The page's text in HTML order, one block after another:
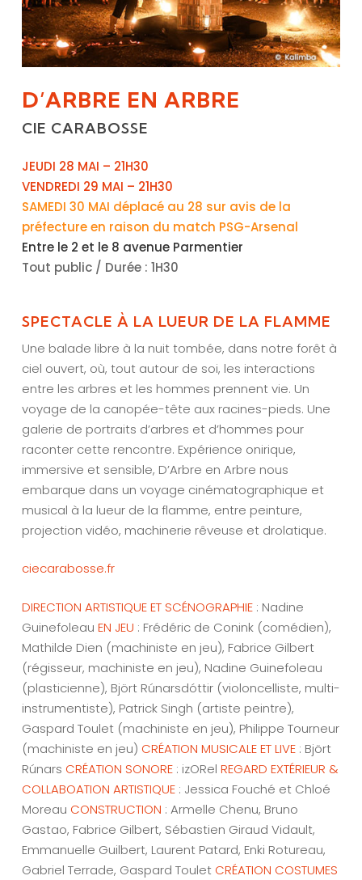
D’ARBRE EN ARBRE
CIE CARABOSSE
JEUDI 28 MAI – 21H30
VENDREDI 29 MAI – 21H30
SAMEDI 30 MAI déplacé au 28 sur avis de la
préfecture en raison du match PSG-Arsenal
Entre le 2 et le 8 avenue Parmentier
Tout public / Durée : 1H30
SPECTACLE À LA LUEUR DE LA FLAMME
Une balade libre à la nuit tombée, dans notre forêt à
ciel ouvert, où, tout autour de soi, les interactions
entre les arbres et les hommes prennent vie. Un
voyage de la canopée-tête aux racines-pieds. Une
galerie de portraits d’arbres et d’hommes pour
raconter cette rencontre. Expérience onirique,
immersive et sensible, D’Arbre en Arbre nous
embarque dans un voyage cinématographique et
musical à la lueur de la flamme, entre peinture,
projection vidéo, machinerie rêveuse et drolatique.
ciecarabosse.fr
DIRECTION ARTISTIQUE ET SCÉNOGRAPHIE: Nadine
Guinefoleau EN JEU : Frédéric de Conink (comédien),
Mathilde Dien (machiniste en jeu), Fabrice Gilbert
(régisseur, machiniste en jeu), Nadine Guinefoleau
(plasticienne), Björt Rúnarsdóttir (violoncelliste, multi-
instrumentiste), Patrick Singh (artiste peintre),
Gaspard Toulet (machiniste en jeu), Philippe Tourneur
(machiniste en jeu) CRÉATION MUSICALE ET LIVE: Björt
Rúnars CRÉATION SONORE: izORel REGARD EXTÉRIEUR &
COLLABOATION ARTISTIQUE: Jessica Fouché et Chloé
Moreau CONSTRUCTION : Armelle Chenu, Bruno
Gastao, Fabrice Gilbert, Sébastien Giraud Vidault,
Emmanuelle Guilbert, Laurent Patard, Enki Rotureau,
Gabriel Terrade, Gaspard Toulet CRÉATION COSTUMES